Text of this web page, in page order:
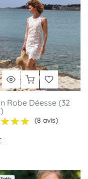
Robe Déesse (32
(8 avis)